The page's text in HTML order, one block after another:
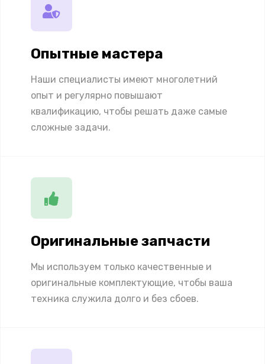
Опытные мастера
Наши специалисты имеют многолетний
опыт и регулярно повышают
квалификацию, чтобы решать даже самые
сложные задачи.
Оригинальные запчасти
Мы используем только качественные и
оригинальные комплектующие, чтобы ваша
техника служила долго и без сбоев.